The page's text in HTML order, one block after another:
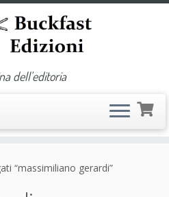
dell'editoria
“massimiliano gerardi”